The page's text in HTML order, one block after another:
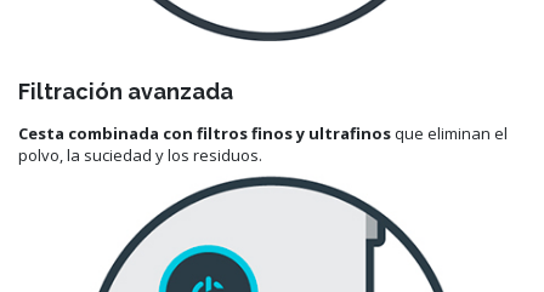
Filtración avanzada
Cesta combinada con filtros finos y ultrafinosque eliminan el
polvo, la suciedad y los residuos.